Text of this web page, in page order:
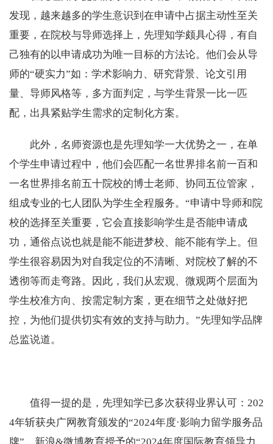
发现，越来越多的学生意识到在申请中占据主动性至关
重要，在院校与导师选择上，先理知学颇具心得，有自
己独有的以申请成功为唯一目标的方法论。他们会从导
师的“硬实力”如：学术影响力、研究背景、论文引用
量、导师风格等，多方面判定，与学生背景一比一匹
配，出具紧贴学生需求的定制化方案。
此外，名师资源也是先理知学一大优势之一，在单
个学生申请过程中，他们会匹配一名世界排名前一百和
一名世界排名前五十院校的博士老师、协同五位管家，
组成专业的七人团队为学生全程服务。“申请中导师和院
校的选择至关重要，它会直接影响学生是否能申请成
功，通俗点说也就是能不能进梦校、能不能有学上。但
学生很容易因为对自我定位的不清晰、对院校了解的不
透彻等而走弯路。因此，我们从宏观、微观两个层面为
学生校准方向、按需定制方案，更在细节之处做好把
控，为他们提供切实有效的支持与助力。”先理知学品牌
总监说道。
值得一提的是，先理知学已多次获得业界认可：202
4年斩获央广网教育颁发的“2024年度·影响力留学服务品